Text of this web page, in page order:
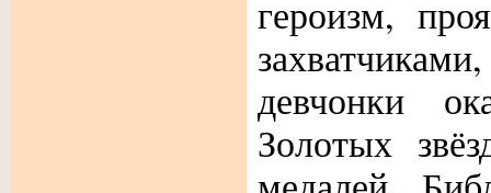
героизм,
девчонки
Золотых